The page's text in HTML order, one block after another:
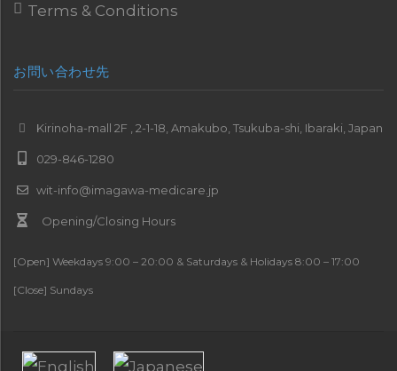
Terms & Conditions
お問い合わせ先
Kirinoha-mall 2F , 2-1-18, Amakubo, Tsukuba-shi, Ibaraki, Japan
029-846-1280
wit-info@imagawa-medicare.jp
Opening/Closing Hours
[Open] Weekdays 9:00 – 20:00 & Saturdays & Holidays 8:00 – 17:00
[Close] Sundays